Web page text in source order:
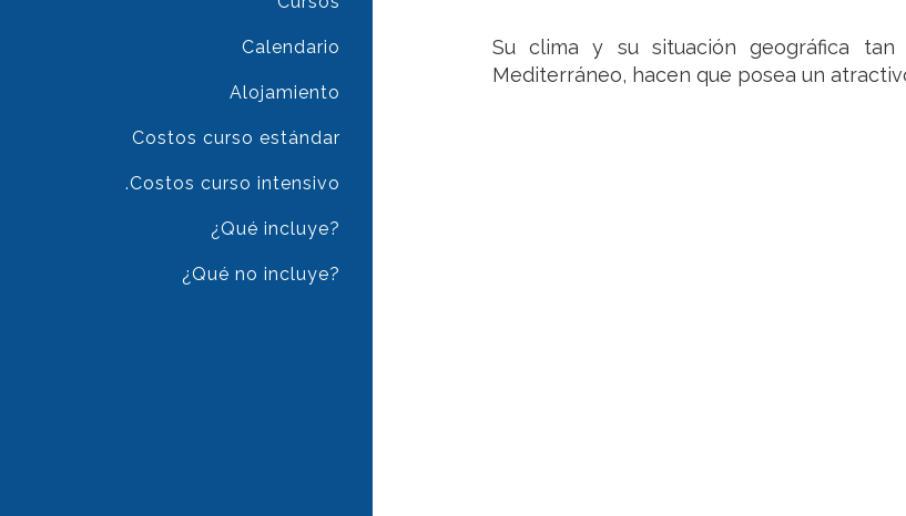
Calendario
Alojamiento
Costos curso estándar
.Costos curso intensivo
¿Qué incluye?
¿Qué no incluye?
Su clima y su situación geográfica
Mediterráneo, hacen que posea un